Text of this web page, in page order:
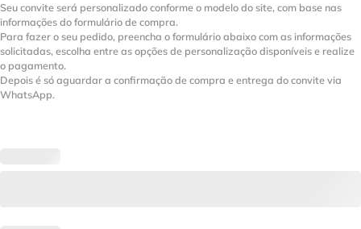
Seu convite será personalizado conforme o modelo do site, com base nas
informações do formulário de compra.
Para fazer o seu pedido, preencha o formulário abaixo com as informações
solicitadas, escolha entre as opções de personalização disponíveis e realize
o pagamento.
Depois é só aguardar a confirmação de compra e entrega do convite via
WhatsApp.